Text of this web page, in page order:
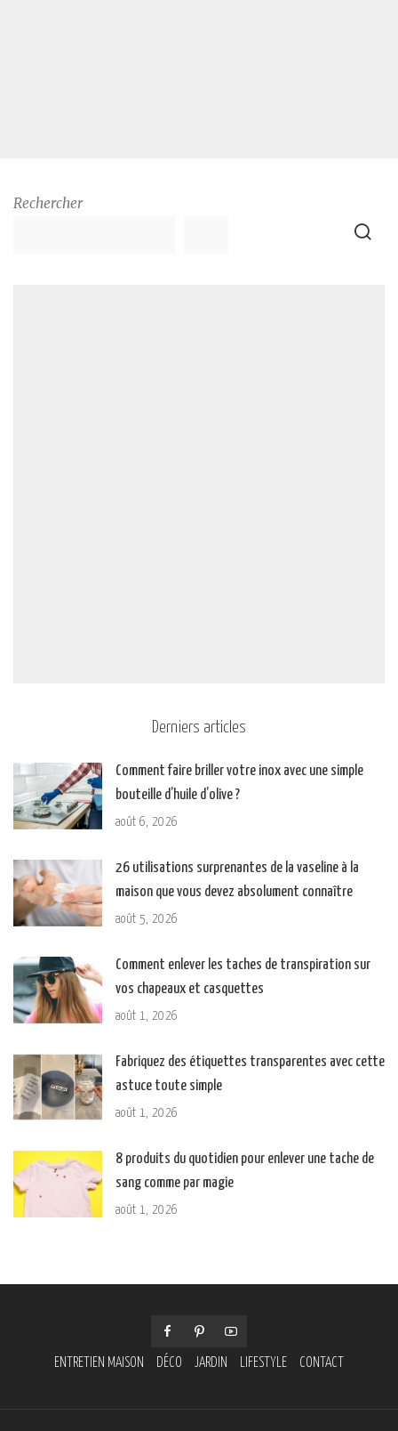
Rechercher
Derniers articles
Comment faire briller votre inox avec une simple
bouteille d’huile d’olive ?
août 6, 2026
26 utilisations surprenantes de la vaseline à la
maison que vous devez absolument connaître
août 5, 2026
Comment enlever les taches de transpiration sur
vos chapeaux et casquettes
août 1, 2026
Fabriquez des étiquettes transparentes avec cette
astuce toute simple
août 1, 2026
8 produits du quotidien pour enlever une tache de
sang comme par magie
août 1, 2026
ENTRETIEN MAISON DÉCO JARDIN LIFESTYLE CONTACT